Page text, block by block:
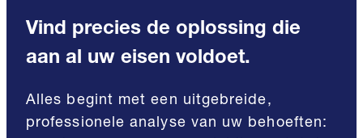
Vind precies de oplossing die
aan al uw eisen voldoet.
Alles begint met een uitgebreide,
professionele analyse van uw behoeften: